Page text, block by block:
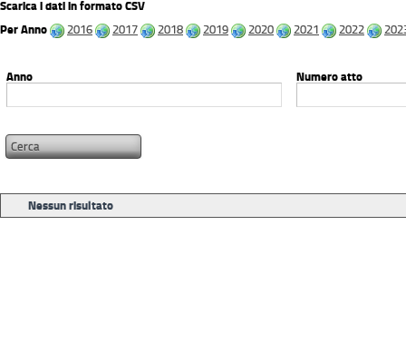
Scarica i dati in formato CSV
Per Anno
2016 2017 2018 2019 2020 2021 2022
Anno Numero atto
Nessun risultato